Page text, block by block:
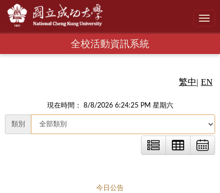
全校活動資訊系統
繁中| EN
現在時間： 8/8/2026 6:24:26 PM 星期六
類別
今日公告